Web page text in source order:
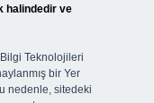
halindedir ve
Teknolojileri
bir Yer
nedenle, sitedeki